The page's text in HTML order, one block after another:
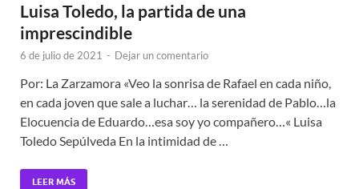
Luisa Toledo, la partida de una
imprescindible
6 de julio de 2021 - Dejar un comentario
Por: La Zarzamora «Veo la sonrisa de Rafael en cada niño,
en cada joven que sale a luchar… la serenidad de Pablo…la
Elocuencia de Eduardo…esa soy yo compañero…« Luisa
Toledo Sepúlveda En la intimidad de …
LEER MÁS